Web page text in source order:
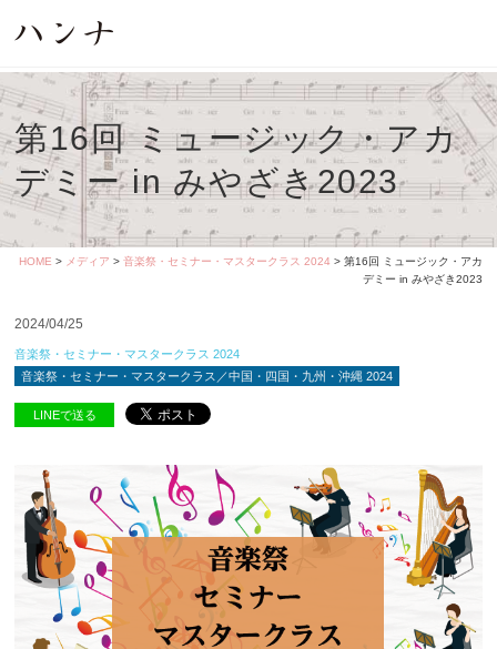
第16回 ミュージック・アカ
デミー in みやざき2023
HOME > メディア > 音楽祭・セミナー・マスタークラス 2024 > 第16回 ミュージック・アカ
デミー in みやざき2023
2024/04/25
音楽祭・セミナー・マスタークラス 2024
音楽祭・セミナー・マスタークラス／中国・四国・九州・沖縄 2024
LINEで送る